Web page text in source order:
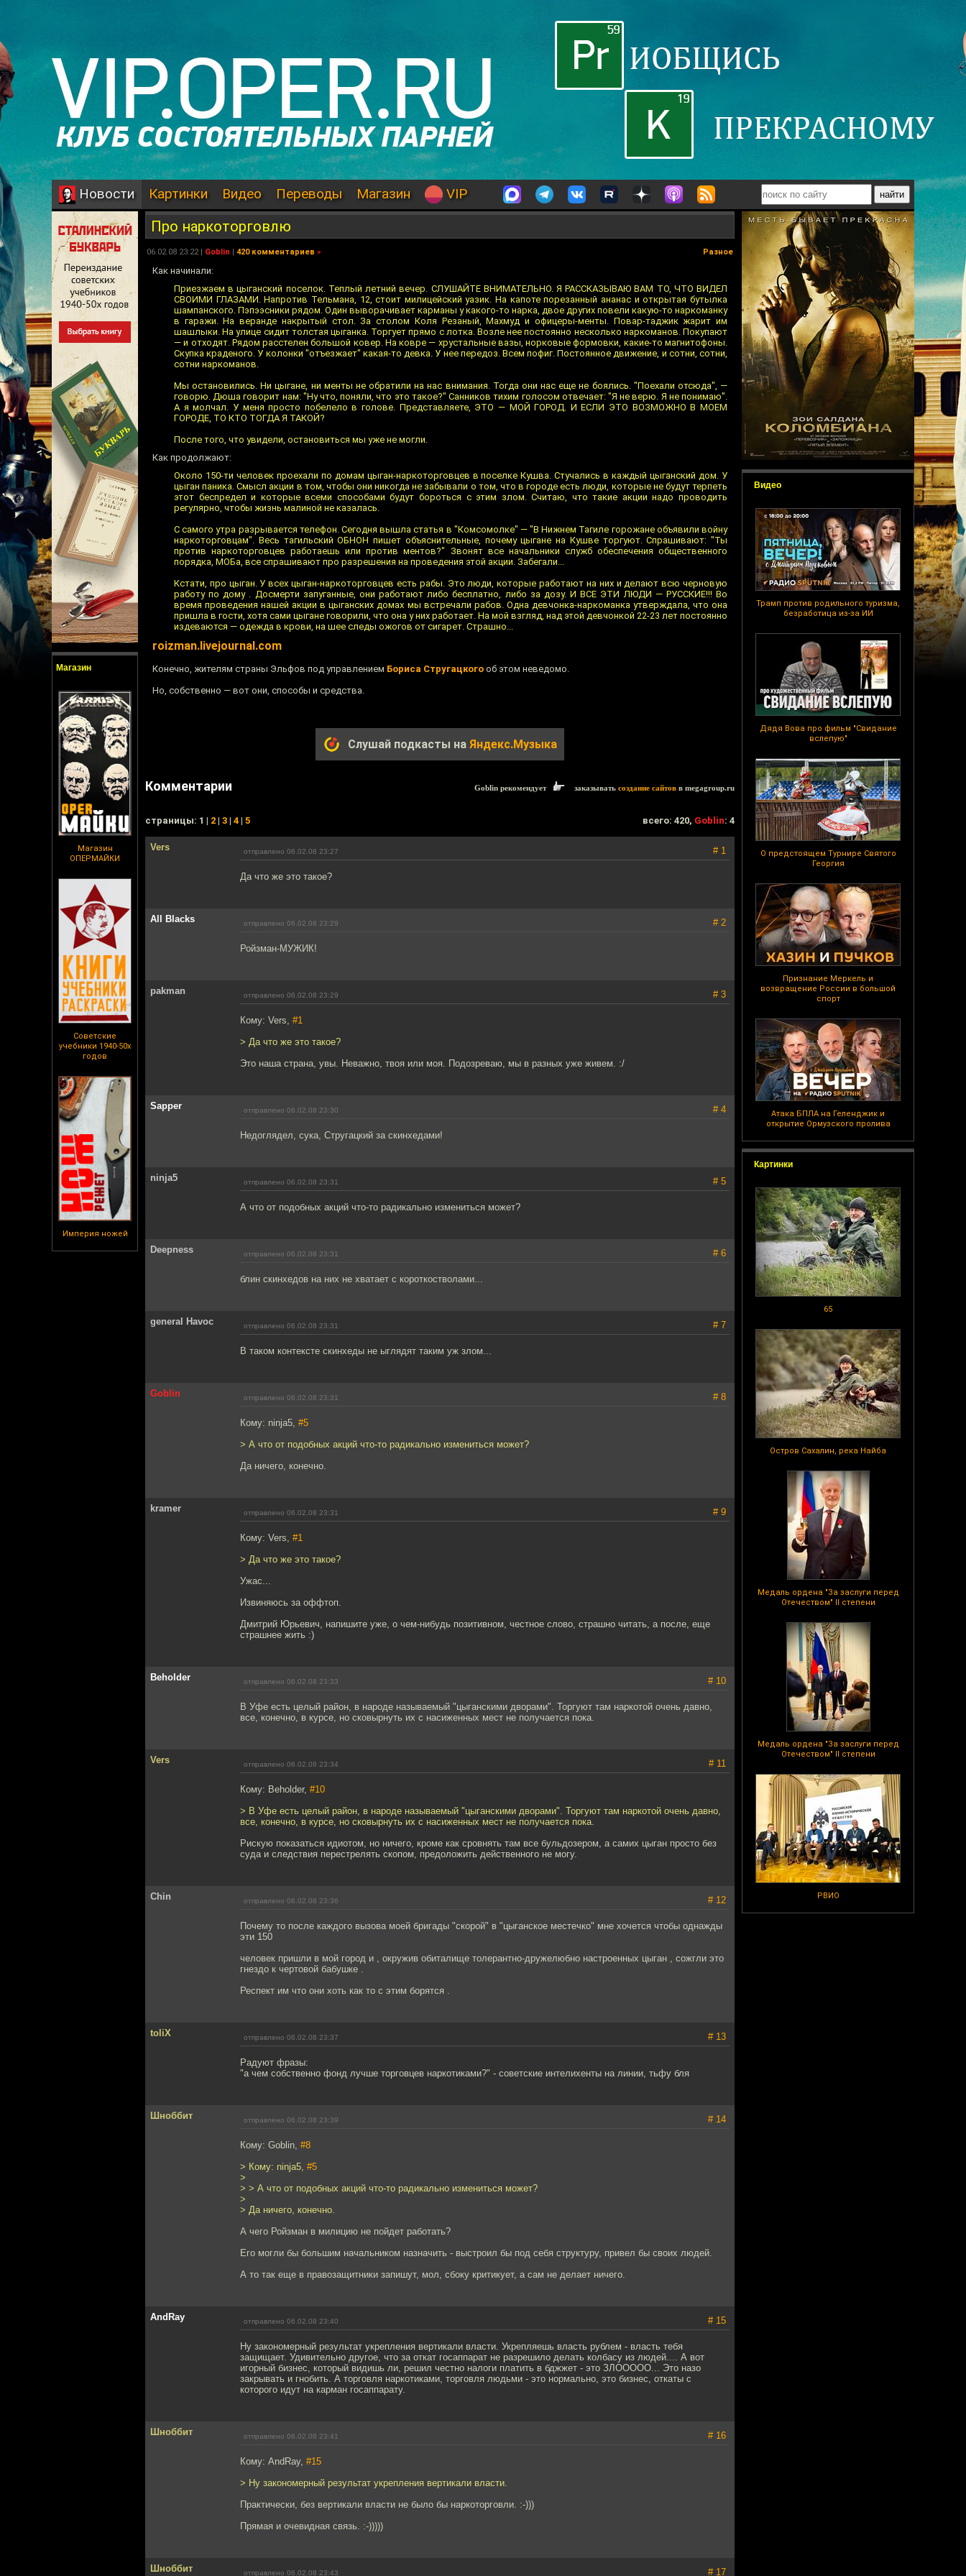
Новости Картинки Видео Переводы Магазин VIP
Магазин
Магазин
ОПЕРМАЙКИ
Советские
учебники 1940-50х
годов
Империя ножей
Видео
Трамп против родильного туризма,
безработица из-за ИИ
Дядя Вова про фильм "Свидание
вслепую"
О предстоящем Турнире Святого
Георгия
Признание Меркель и
возвращение России в большой
спорт
Атака БПЛА на Геленджик и
открытие Ормузского пролива
Картинки
65
Остров Сахалин, река Найба
Медаль ордена "За заслуги перед
Отечеством" II степени
Медаль ордена "За заслуги перед
Отечеством" II степени
РВИО
Про наркоторговлю
06.02.08 23:22 | Goblin | 420 комментариев » Разное
Как начинали:
Приезжаем в цыганский поселок. Теплый летний вечер. СЛУШАЙТЕ ВНИМАТЕЛЬНО. Я РАССКАЗЫВАЮ ВАМ ТО, ЧТО ВИДЕЛ
СВОИМИ ГЛАЗАМИ. Напротив Тельмана, 12, стоит милицейский уазик. На капоте порезанный ананас и открытая бутылка
шампанского. Пэпээсники рядом. Один выворачивает карманы у какого-то нарка, двое других повели какую-то наркоманку
в гаражи. На веранде накрытый стол. За столом Коля Резаный, Махмуд и офицеры-менты. Повар-таджик жарит им
шашлыки. На улице сидит толстая цыганка. Торгует прямо с лотка. Возле нее постоянно несколько наркоманов. Покупают
— и отходят. Рядом расстелен большой ковер. На ковре — хрустальные вазы, норковые формовки, какие-то магнитофоны.
Скупка краденого. У колонки "отъезжает" какая-то девка. У нее передоз. Всем пофиг. Постоянное движение, и сотни, сотни,
сотни наркоманов.
Мы остановились. Ни цыгане, ни менты не обратили на нас внимания. Тогда они нас еще не боялись. "Поехали отсюда", —
говорю. Дюша говорит нам: "Ну что, поняли, что это такое?" Санников тихим голосом отвечает: "Я не верю. Я не понимаю".
А я молчал. У меня просто побелело в голове. Представляете, ЭТО — МОЙ ГОРОД. И ЕСЛИ ЭТО ВОЗМОЖНО В МОЕМ
ГОРОДЕ, ТО КТО ТОГДА Я ТАКОЙ?
После того, что увидели, остановиться мы уже не могли.
Как продолжают:
Около 150-ти человек проехали по домам цыган-наркоторговцев в поселке Кушва. Стучались в каждый цыганский дом. У
цыган паника. Смысл акции в том, чтобы они никогда не забывали о том, что в городе есть люди, которые не будут терпеть
этот беспредел и которые всеми способами будут бороться с этим злом. Считаю, что такие акции надо проводить
регулярно, чтобы жизнь малиной не казалась.
С самого утра разрывается телефон. Сегодня вышла статья в "Комсомолке" — "В Нижнем Тагиле горожане объявили войну
наркоторговцам". Весь тагильский ОБНОН пишет объяснительные, почему цыгане на Кушве торгуют. Спрашивают: "Ты
против наркоторговцев работаешь или против ментов?" Звонят все начальники служб обеспечения общественного
порядка, МОБа, все спрашивают про разрешения на проведения этой акции. Забегали...
Кстати, про цыган. У всех цыган-наркоторговцев есть рабы. Это люди, которые работают на них и делают всю черновую
работу по дому . Досмерти запуганные, они работают либо бесплатно, либо за дозу. И ВСЕ ЭТИ ЛЮДИ — РУССКИЕ!!! Во
время проведения нашей акции в цыганских домах мы встречали рабов. Одна девчонка-наркоманка утверждала, что она
пришла в гости, хотя сами цыгане говорили, что она у них работает. На мой взгляд, над этой девчонкой 22-23 лет постоянно
издеваются — одежда в крови, на шее следы ожогов от сигарет. Страшно...
roizman.livejournal.com
Конечно, жителям страны Эльфов под управлением Бориса Стругацкого об этом неведомо.
Но, собственно — вот они, способы и средства.
Слушай подкасты на Яндекс.Музыка
Комментарии Goblin рекомендует заказывать создание сайтов в megagroup.ru
cтраницы: 1 | 2 | 3 | 4 | 5 всего: 420, Goblin: 4
Vers отправлено 06.02.08 23:27 # 1
Да что же это такое?
All Blacks отправлено 06.02.08 23:29 # 2
Ройзман-МУЖИК!
pakman отправлено 06.02.08 23:29 # 3
Кому: Vers, #1
> Да что же это такое?
Это наша страна, увы. Неважно, твоя или моя. Подозреваю, мы в разных уже живем. :/
Sapper отправлено 06.02.08 23:30 # 4
Недоглядел, сука, Стругацкий за скинхедами!
ninja5 отправлено 06.02.08 23:31 # 5
А что от подобных акций что-то радикально измениться может?
Deepness отправлено 06.02.08 23:31 # 6
блин скинхедов на них не хватает с короткостволами...
general Havoc отправлено 06.02.08 23:31 # 7
В таком контексте скинхеды не ыглядят таким уж злом...
Goblin отправлено 06.02.08 23:31 # 8
Кому: ninja5, #5
> А что от подобных акций что-то радикально измениться может?
Да ничего, конечно.
kramer отправлено 06.02.08 23:31 # 9
Кому: Vers, #1
> Да что же это такое?
Ужас...
Извиняюсь за оффтоп.
Дмитрий Юрьевич, напишите уже, о чем-нибудь позитивном, честное слово, страшно читать, а после, еще
страшнее жить :)
Beholder отправлено 06.02.08 23:33 # 10
В Уфе есть целый район, в народе называемый "цыганскими дворами". Торгуют там наркотой очень давно,
все, конечно, в курсе, но сковырнуть их с насиженных мест не получается пока.
Vers отправлено 06.02.08 23:34 # 11
Кому: Beholder, #10
> В Уфе есть целый район, в народе называемый "цыганскими дворами". Торгуют там наркотой очень давно,
все, конечно, в курсе, но сковырнуть их с насиженных мест не получается пока.
Рискую показаться идиотом, но ничего, кроме как сровнять там все бульдозером, а самих цыган просто без
суда и следствия перестрелять скопом, предоложить действенного не могу.
Chin отправлено 06.02.08 23:36 # 12
Почему то после каждого вызова моей бригады "скорой" в "цыганское местечко" мне хочется чтобы однажды
эти 150
человек пришли в мой город и , окружив обиталище толерантно-дружелюбно настроенных цыган , сожгли это
гнездо к чертовой бабушке .
Респект им что они хоть как то с этим борятся .
toliX отправлено 06.02.08 23:37 # 13
Радуют фразы:
"а чем собственно фонд лучше торговцев наркотиками?" - советские интелихенты на линии, тьфу бля
Шноббит отправлено 06.02.08 23:39 # 14
Кому: Goblin, #8
> Кому: ninja5, #5
>
> > А что от подобных акций что-то радикально измениться может?
>
> Да ничего, конечно.
А чего Ройзман в милицию не пойдет работать?
Его могли бы большим начальником назначить - выстроил бы под себя структуру, привел бы своих людей.
А то так еще в правозащитники запишут, мол, сбоку критикует, а сам не делает ничего.
AndRay отправлено 06.02.08 23:40 # 15
Ну закономерный результат укрепления вертикали власти. Укрепляешь власть рублем - власть тебя
защищает. Удивительно другое, что за откат госаппарат не разрешило делать колбасу из людей.... А вот
игорный бизнес, который видишь ли, решил честно налоги платить в бджжет - это ЗЛООООО... Это назо
закрывать и гнобить. А торговля наркотиками, торговля людьми - это нормально, это бизнес, откаты с
которого идут на карман госаппарату.
Шноббит отправлено 06.02.08 23:41 # 16
Кому: AndRay, #15
> Ну закономерный результат укрепления вертикали власти.
Практически, без вертикали власти не было бы наркоторговли. :-)))
Прямая и очевидная связь. :-)))))
Шноббит отправлено 06.02.08 23:43 # 17